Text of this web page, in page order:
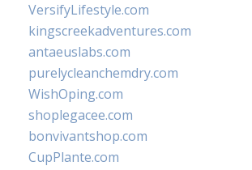
VersifyLifestyle.com
kingscreekadventures.com
antaeuslabs.com
purelycleanchemdry.com
WishOping.com
shoplegacee.com
bonvivantshop.com
CupPlante.com